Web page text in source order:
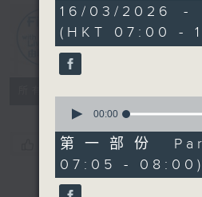
First
您喜歡這個節目嗎?
簡介
2
hours,
44
minutes,
35
seconds
16/03/2026 -
(HKT 07:00 -
seconds
55
minutes,
0
seconds
00:00
第一部份
07:05 - 08:00)